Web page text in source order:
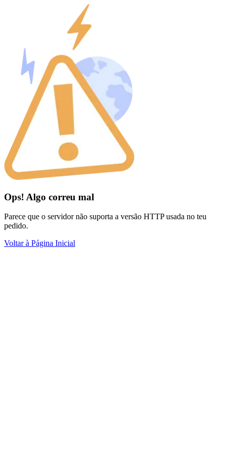
Ops! Algo correu mal
Parece que o servidor não suporta a versão HTTP usada no teu
pedido.
Voltar à Página Inicial